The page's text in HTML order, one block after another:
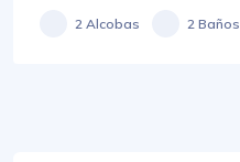
2 Alcobas 2 Baños